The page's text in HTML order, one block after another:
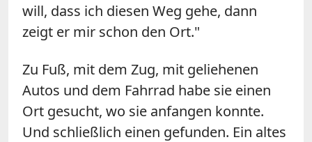
will, dass ich diesen Weg gehe, dann
zeigt er mir schon den Ort."
Zu Fuß, mit dem Zug, mit geliehenen
Autos und dem Fahrrad habe sie einen
Ort gesucht, wo sie anfangen konnte.
Und schließlich einen gefunden. Ein altes